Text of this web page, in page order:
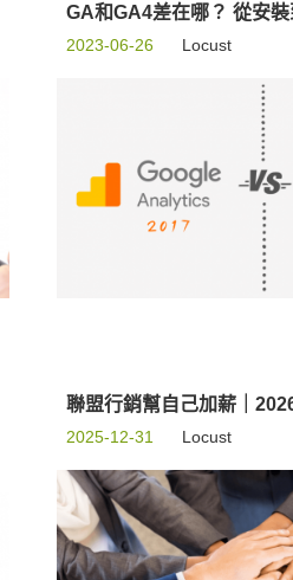
GA和GA4差在哪？ 從安
2023-06-26 Locust
聯盟行銷幫自己加薪｜
2025-12-31 Locust